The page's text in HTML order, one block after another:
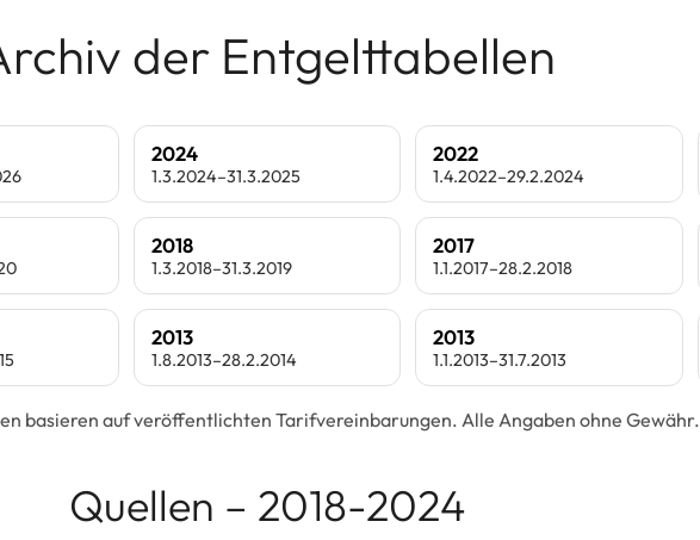
der Entgelttabellen
2024
1.3.2024–31.3.2025
2022
1.4.2022–29.2.2024
2018
1.3.2018–31.3.2019
2017
1.1.2017–28.2.2018
2013
1.8.2013–28.2.2014
2013
1.1.2013–31.7.2013
basieren auf veröffentlichten Tarifvereinbarungen. Alle Angaben ohne Gewähr.
Quellen – 2018-2024